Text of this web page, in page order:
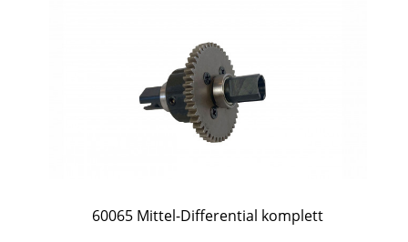
60065 Mittel-Differential komplett